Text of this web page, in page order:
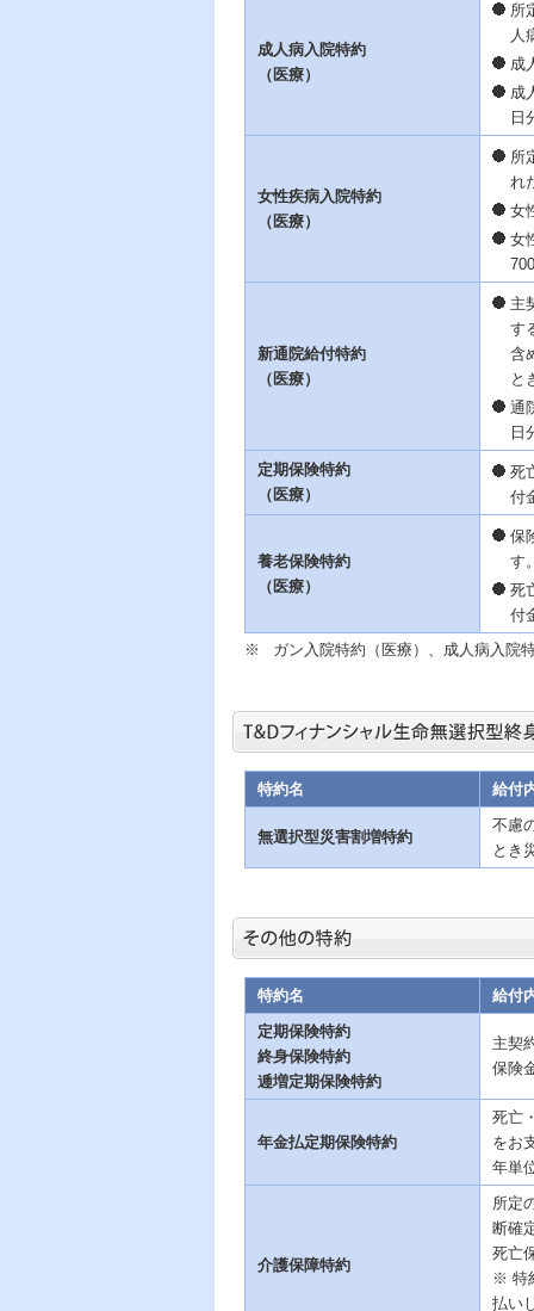
成人病入院特約
（医療）
所
人
成
成
日
女性疾病入院特約
（医療）
所
れ
女
女
新通院給付特約
（医療）
主
す
含
と
通
日
定期保険特約
（医療）
死
付
養老保険特約
（医療）
保
す
死
付
※
ガン入院特約（医療）、成人病入院
特約名 給付
無選択型災害割増特約
不慮
とき
特約名
給付
定期保険特約
終身保険特約
逓増定期保険特約
主契
保険
年金払定期保険特約
死亡
をお
年単
介護保障特約
所定
断確
死亡
※ 特
払い